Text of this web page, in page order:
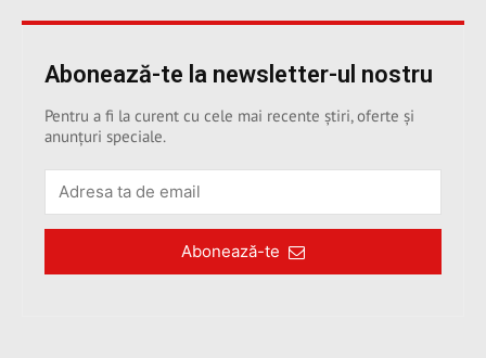
Abonează-te la newsletter-ul nostru
Pentru a fi la curent cu cele mai recente știri, oferte și
anunțuri speciale.
Abonează-te